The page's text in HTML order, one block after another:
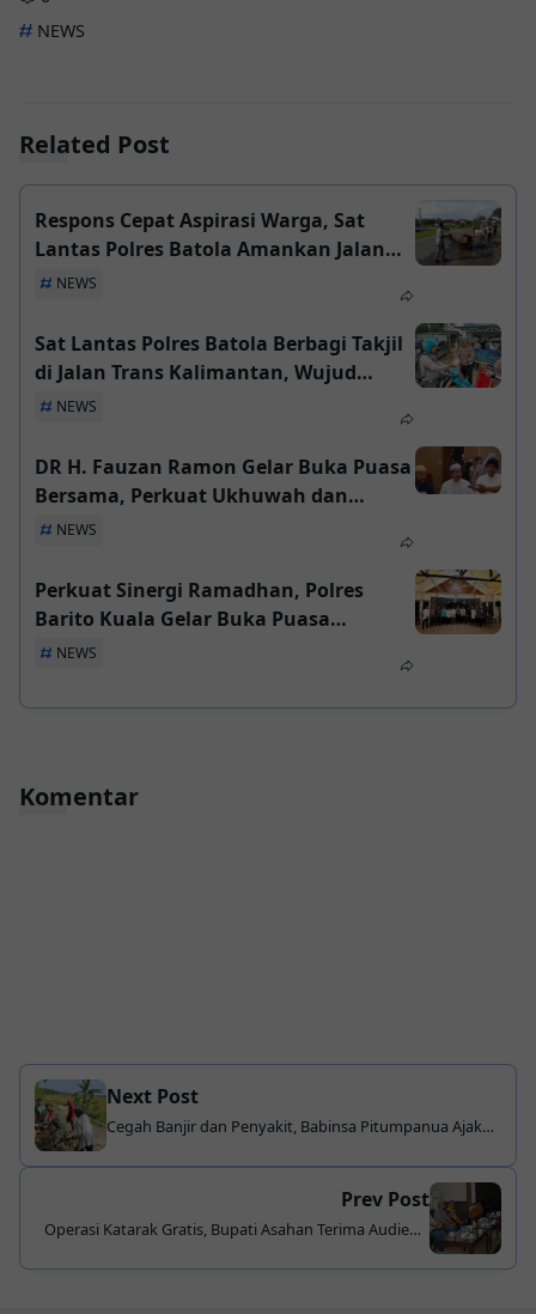
NEWS
Related Post
Respons Cepat Aspirasi Warga, Sat
Lantas Polres Batola Amankan Jalan
Berlubang di Mandastana
NEWS
Sat Lantas Polres Batola Berbagi Takjil
di Jalan Trans Kalimantan, Wujud
Empati di Bulan Ramadhan
NEWS
DR H. Fauzan Ramon Gelar Buka Puasa
Bersama, Perkuat Ukhuwah dan
Solidaritas Sosial
NEWS
Perkuat Sinergi Ramadhan, Polres
Barito Kuala Gelar Buka Puasa
Bersama Tokoh Agama dan
NEWS
Komentar
Next Post
Cegah Banjir dan Penyakit, Babinsa Pitumpanua Ajak
Prev Post
Operasi Katarak Gratis, Bupati Asahan Terima Audiensi